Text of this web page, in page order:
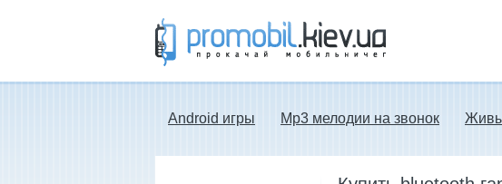
для Nokia, мелодии на звонок скачать
Android игры Mp3 мелодии на звонок